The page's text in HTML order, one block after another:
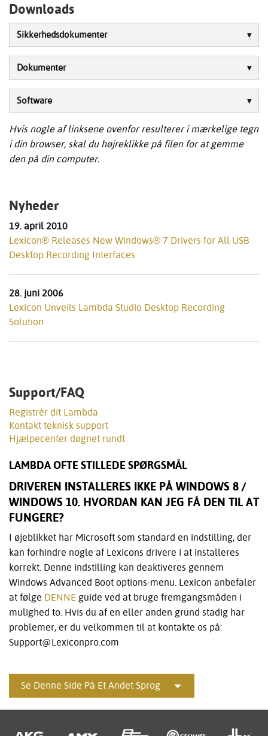
Downloads
Sikkerhedsdokumenter
Dokumenter
Software
Hvis nogle af linksene ovenfor resulterer i mærkelige tegn
i din browser, skal du højreklikke på filen for at gemme
den på din computer.
Nyheder
19. april 2010
Lexicon® Releases New Windows® 7 Drivers for All USB
Desktop Recording Interfaces
28. juni 2006
Lexicon Unveils Lambda Studio Desktop Recording
Solution
Support/FAQ
Registrér dit Lambda
Kontakt teknisk support
Hjælpecenter døgnet rundt
LAMBDA OFTE STILLEDE SPØRGSMÅL
DRIVEREN INSTALLERES IKKE PÅ WINDOWS 8 /
WINDOWS 10. HVORDAN KAN JEG FÅ DEN TIL AT
FUNGERE?
I øjeblikket har Microsoft som standard en indstilling, der
kan forhindre nogle af Lexicons drivere i at installeres
korrekt. Denne indstilling kan deaktiveres gennem
Windows Advanced Boot options-menu. Lexicon anbefaler
at følge DENNE guide ved at bruge fremgangsmåden i
mulighed to. Hvis du af en eller anden grund stadig har
problemer, er du velkommen til at kontakte os på:
Support@Lexiconpro.com
Se Denne Side På Et Andet Sprog